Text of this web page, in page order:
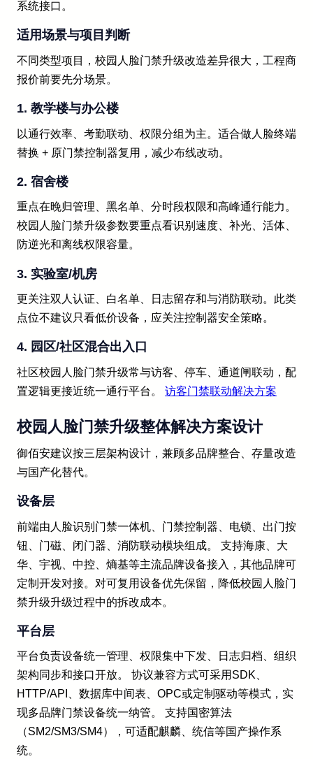
系统接口。
适用场景与项目判断
不同类型项目，校园人脸门禁升级改造差异很大，工程商
报价前要先分场景。
1. 教学楼与办公楼
以通行效率、考勤联动、权限分组为主。适合做人脸终端
替换 + 原门禁控制器复用，减少布线改动。
2. 宿舍楼
重点在晚归管理、黑名单、分时段权限和高峰通行能力。
校园人脸门禁升级参数要重点看识别速度、补光、活体、
防逆光和离线权限容量。
3. 实验室/机房
更关注双人认证、白名单、日志留存和与消防联动。此类
点位不建议只看低价设备，应关注控制器安全策略。
4. 园区/社区混合出入口
社区校园人脸门禁升级常与访客、停车、通道闸联动，配
置逻辑更接近统一通行平台。 访客门禁联动解决方案
校园人脸门禁升级整体解决方案设计
御佰安建议按三层架构设计，兼顾多品牌整合、存量改造
与国产化替代。
设备层
前端由人脸识别门禁一体机、门禁控制器、电锁、出门按
钮、门磁、闭门器、消防联动模块组成。 支持海康、大
华、宇视、中控、熵基等主流品牌设备接入，其他品牌可
定制开发对接。对可复用设备优先保留，降低校园人脸门
禁升级升级过程中的拆改成本。
平台层
平台负责设备统一管理、权限集中下发、日志归档、组织
架构同步和接口开放。 协议兼容方式可采用SDK、
HTTP/API、数据库中间表、OPC或定制驱动等模式，实
现多品牌门禁设备统一纳管。 支持国密算法
（SM2/SM3/SM4），可适配麒麟、统信等国产操作系
统。